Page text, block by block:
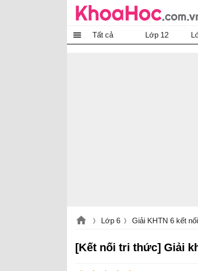
Tất cả Lớp 12
Lớp 6 Giải KHTN 6 kết
[Kết nối tri thức] Giải